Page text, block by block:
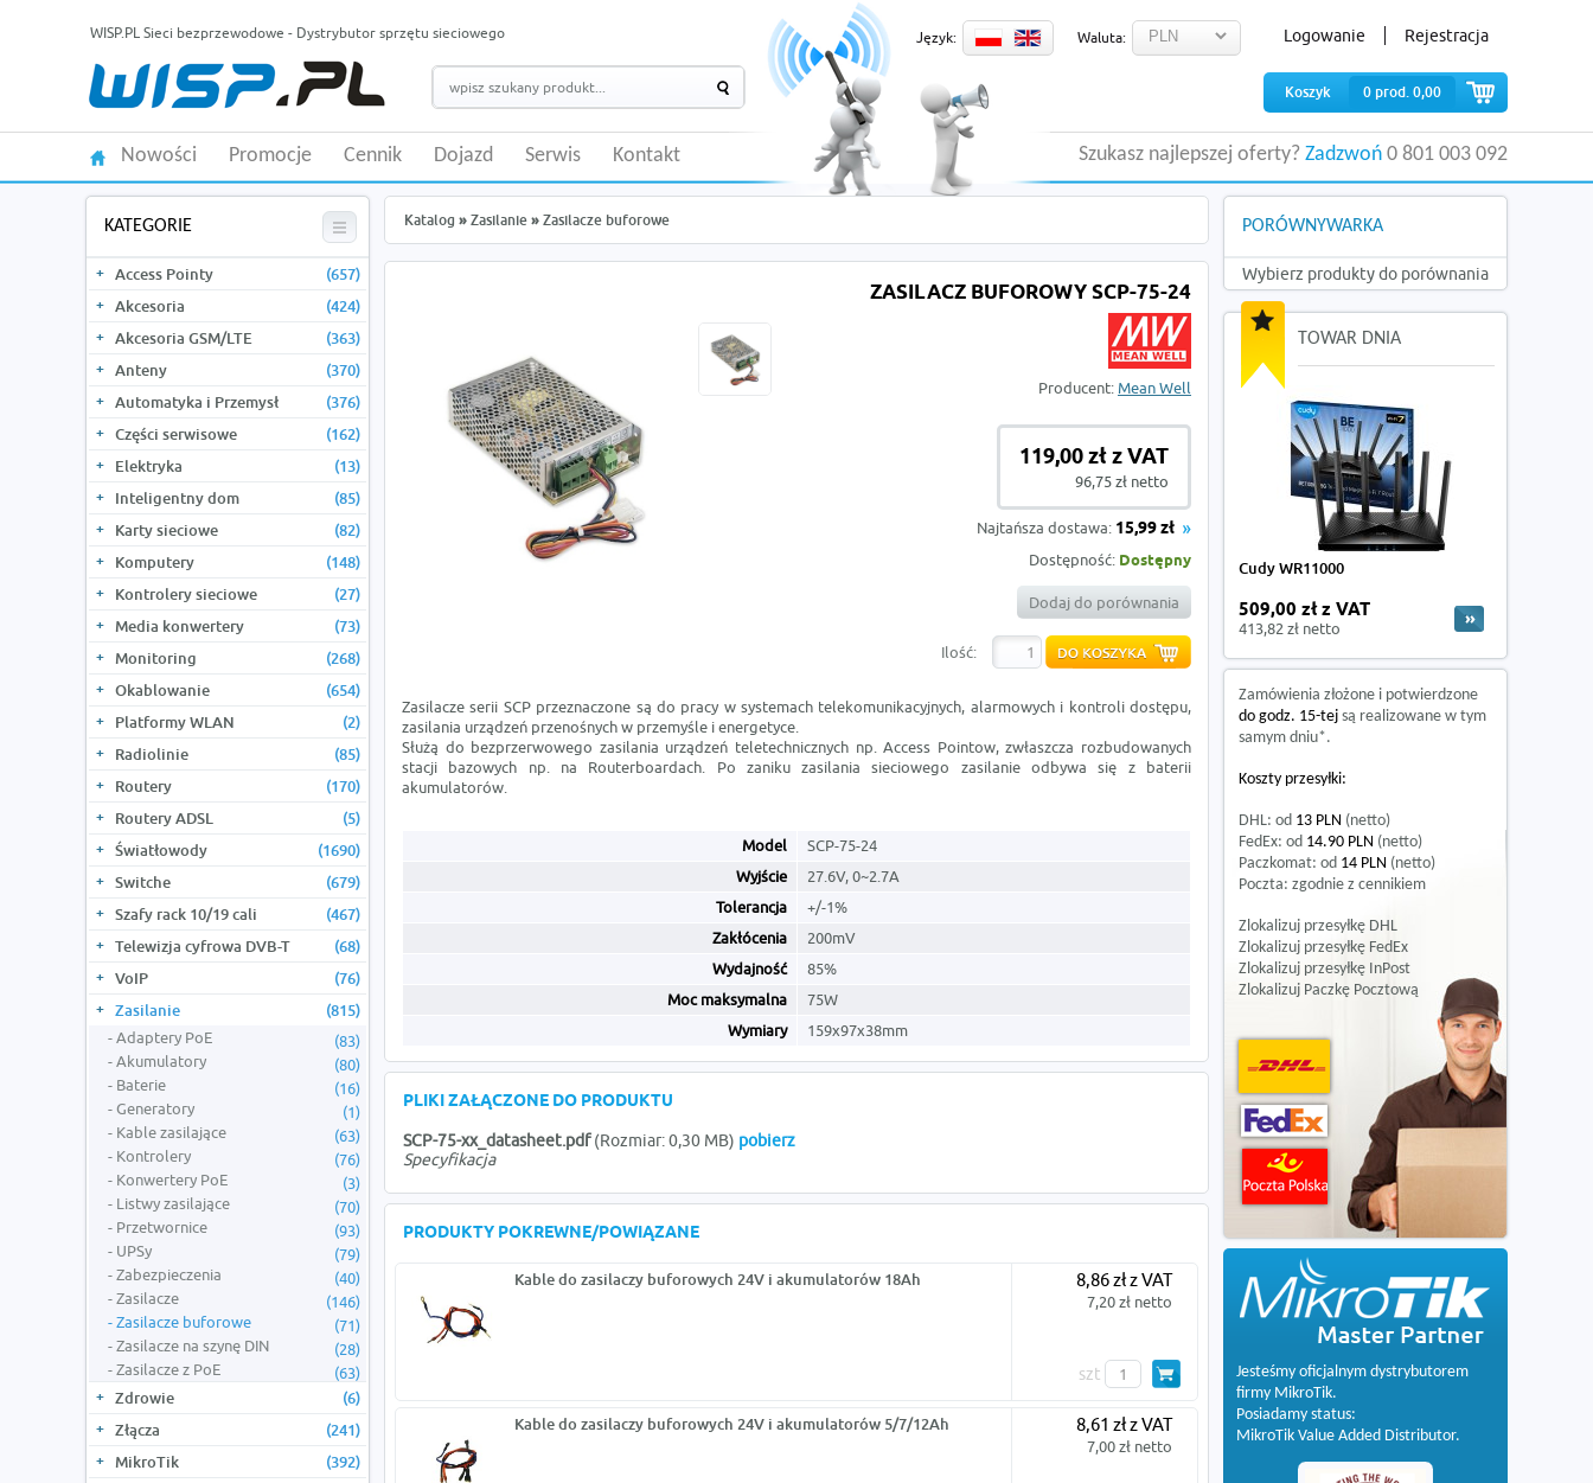
WISP.PL Sieci bezprzewodowe - Dystrybutor sprzętu sieciowego Język: Waluta: Logowanie Rejestracja
Koszyk 0 prod. 0,00
Szukasz najlepszej oferty? Zadzwoń 0 801 003 092
Nowości Promocje Cennik Dojazd Serwis Kontakt
KATEGORIE
Access Pointy
(657)
Akcesoria
(424)
Akcesoria GSM/LTE
(363)
Anteny
(370)
Automatyka i Przemysł
(376)
Części serwisowe
(162)
Elektryka
(13)
Inteligentny dom
(85)
Karty sieciowe
(82)
Komputery
(148)
Kontrolery sieciowe
(27)
Media konwertery
(73)
Monitoring
(268)
Okablowanie
(654)
Platformy WLAN
(2)
Radiolinie
(85)
Routery
(170)
Routery ADSL
(5)
Światłowody
(1690)
Switche
(679)
Szafy rack 10/19 cali
(467)
Telewizja cyfrowa DVB-T
(68)
VoIP
(76)
Zasilanie
(815)
Adaptery PoE
(83)
Akumulatory
(80)
Baterie
(16)
Generatory
(1)
Kable zasilające
(63)
Kontrolery
(76)
Konwertery PoE
(3)
Listwy zasilające
(70)
Przetwornice
(93)
UPSy
(79)
Zabezpieczenia
(40)
Zasilacze
(146)
Zasilacze buforowe
(71)
Zasilacze na szynę DIN
(28)
Zasilacze z PoE
(63)
Zdrowie
(6)
Złącza
(241)
MikroTik
(392)
Katalog » Zasilanie » Zasilacze buforowe
ZASILACZ BUFOROWY SCP-75-24
Producent: Mean Well
119,00 zł z VAT
96,75 zł netto
Najtańsza dostawa: 15,99 zł
Dostępność: Dostępny
Dodaj do porównania
Ilość:
Zasilacze serii SCP przeznaczone są do pracy w systemach telekomunikacyjnych, alarmowych i kontroli dostępu,
zasilania urządzeń przenośnych w przemyśle i energetyce.
Służą do bezprzerwowego zasilania urządzeń teletechnicznych np. Access Pointow, zwłaszcza rozbudowanych
stacji bazowych np. na Routerboardach. Po zaniku zasilania sieciowego zasilanie odbywa się z baterii
akumulatorów.
Model
SCP-75-24
Wyjście
27.6V, 0~2.7A
Tolerancja
+/-1%
Zakłócenia
200mV
Wydajność
85%
Moc maksymalna
75W
Wymiary
159x97x38mm
PLIKI ZAŁĄCZONE DO PRODUKTU
SCP-75-xx_datasheet.pdf(Rozmiar: 0,30 MB) pobierz
Specyfikacja
PRODUKTY POKREWNE/POWIĄZANE
Kable do zasilaczy buforowych 24V i akumulatorów 18Ah 8,86 zł z VAT
7,20 zł netto
szt
Kable do zasilaczy buforowych 24V i akumulatorów 5/7/12Ah 8,61 zł z VAT
7,00 zł netto
PORÓWNYWARKA
Wybierz produkty do porównania
TOWAR DNIA
Cudy WR11000
509,00 zł z VAT
413,82 zł netto
Zamówienia złożone i potwierdzone
do godz. 15-tej są realizowane w tym
samym dniu*.
Koszty przesyłki:
DHL: od 13 PLN (netto)
FedEx: od 14.90 PLN (netto)
Paczkomat: od 14 PLN (netto)
Poczta: zgodnie z cennikiem
Zlokalizuj przesyłkę DHL
Zlokalizuj przesyłkę FedEx
Zlokalizuj przesyłkę InPost
Zlokalizuj Paczkę Pocztową
Jesteśmy oficjalnym dystrybutorem
firmy MikroTik.
Posiadamy status:
MikroTik Value Added Distributor.